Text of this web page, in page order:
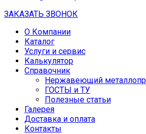
ЗАКАЗАТЬ ЗВОНОК
О Компании
Каталог
Услуги и сервис
Калькулятор
Справочник
Нержавеющий
ГОСТЫ и ТУ
Полезные статьи
Галерея
Доставка и оплата
Контакты